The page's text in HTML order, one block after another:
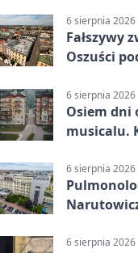
6 sierpnia 2026
Fałszywy
Oszuści
6 sierpnia 2026
Osiem dni
musicalu.
6 sierpnia 2026
6 sierpnia 2026